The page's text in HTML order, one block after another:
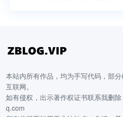
本站内所有作品，均为手写代码，部
互联网。
如有侵权，出示著作权证书联系我删
q.com